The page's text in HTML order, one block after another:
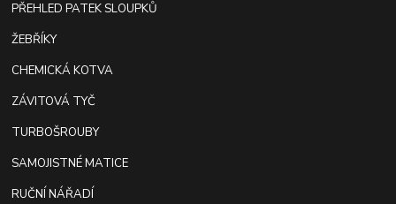
PŘEHLED PATEK SLOUPKŮ
ŽEBŘÍKY
CHEMICKÁ KOTVA
ZÁVITOVÁ TYČ
TURBOŠROUBY
SAMOJISTNÉ MATICE
RUČNÍ NÁŘADÍ